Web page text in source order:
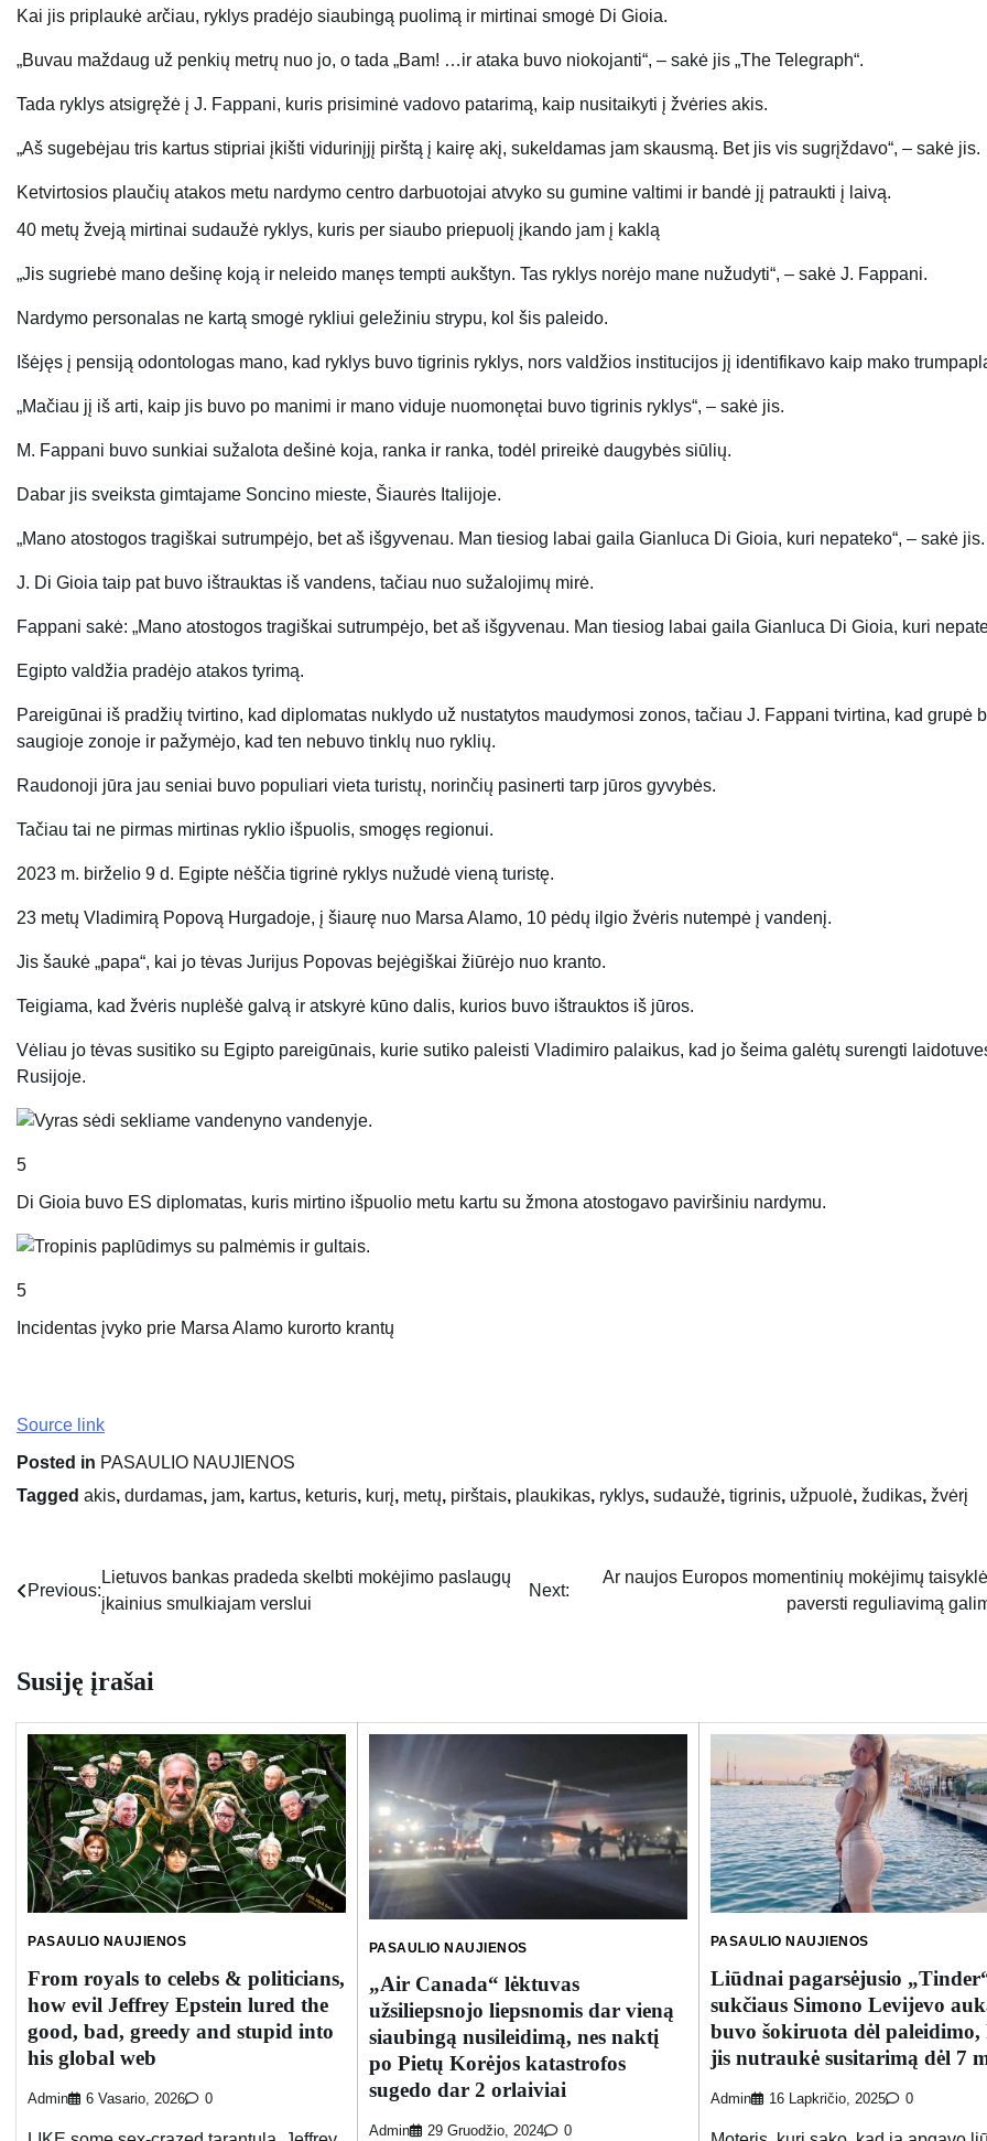
Kai jis priplaukė arčiau, ryklys pradėjo siaubingą puolimą ir mirtinai smogė Di Gioia.
„Buvau maždaug už penkių metrų nuo jo, o tada „Bam! …ir ataka buvo niokojanti“, – sakė jis „The Telegraph“.
Tada ryklys atsigręžė į J. Fappani, kuris prisiminė vadovo patarimą, kaip nusitaikyti į žvėries akis.
„Aš sugebėjau tris kartus stipriai įkišti vidurinįjį pirštą į kairę akį, sukeldamas jam skausmą. Bet jis vis sugrįždavo“, – sakė jis.
Ketvirtosios plaučių atakos metu nardymo centro darbuotojai atvyko su gumine valtimi ir bandė jį patraukti į laivą.
40 metų žveją mirtinai sudaužė ryklys, kuris per siaubo priepuolį įkando jam į kaklą
„Jis sugriebė mano dešinę koją ir neleido manęs tempti aukštyn. Tas ryklys norėjo mane nužudyti“, – sakė J. Fappani.
Nardymo personalas ne kartą smogė rykliui geležiniu strypu, kol šis paleido.
Išėjęs į pensiją odontologas mano, kad ryklys buvo tigrinis ryklys, nors valdžios institucijos jį identifikavo kaip mako
„Mačiau jį iš arti, kaip jis buvo po manimi ir mano viduje nuomonętai buvo tigrinis ryklys“, – sakė jis.
M. Fappani buvo sunkiai sužalota dešinė koja, ranka ir ranka, todėl prireikė daugybės siūlių.
Dabar jis sveiksta gimtajame Soncino mieste, Šiaurės Italijoje.
„Mano atostogos tragiškai sutrumpėjo, bet aš išgyvenau. Man tiesiog labai gaila Gianluca Di Gioia, kuri nepateko“, – sakė jis.
J. Di Gioia taip pat buvo ištrauktas iš vandens, tačiau nuo sužalojimų mirė.
Fappani sakė: „Mano atostogos tragiškai sutrumpėjo, bet aš išgyvenau. Man tiesiog labai gaila Gianluca Di Gioia, kuri
Egipto valdžia pradėjo atakos tyrimą.
Pareigūnai iš pradžių tvirtino, kad diplomatas nuklydo už nustatytos maudymosi zonos, tačiau J. Fappani tvirtina, kad grupė
saugioje zonoje ir pažymėjo, kad ten nebuvo tinklų nuo ryklių.
Raudonoji jūra jau seniai buvo populiari vieta turistų, norinčių pasinerti tarp jūros gyvybės.
Tačiau tai ne pirmas mirtinas ryklio išpuolis, smogęs regionui.
2023 m. birželio 9 d. Egipte nėščia tigrinė ryklys nužudė vieną turistę.
23 metų Vladimirą Popovą Hurgadoje, į šiaurę nuo Marsa Alamo, 10 pėdų ilgio žvėris nutempė į vandenį.
Jis šaukė „papa“, kai jo tėvas Jurijus Popovas bejėgiškai žiūrėjo nuo kranto.
Teigiama, kad žvėris nuplėšė galvą ir atskyrė kūno dalis, kurios buvo ištrauktos iš jūros.
Vėliau jo tėvas susitiko su Egipto pareigūnais, kurie sutiko paleisti Vladimiro palaikus, kad jo šeima galėtų surengti
Rusijoje.
5
Di Gioia buvo ES diplomatas, kuris mirtino išpuolio metu kartu su žmona atostogavo paviršiniu nardymu.
5
Incidentas įvyko prie Marsa Alamo kurorto krantų
Source link
Posted in PASAULIO NAUJIENOS
Tagged akis, durdamas, jam, kartus, keturis, kurį, metų, pirštais, plaukikas, ryklys, sudaužė, tigrinis, užpuolė, žudikas, žvėrį
Navigacija
Previous:
Lietuvos bankas pradeda skelbti mokėjimo paslaugų
įkainius smulkiajam verslui
Next:
Ar naujos Europos momentinių mokėjimų
paversti reguliavimą
Susiję įrašai
PASAULIO NAUJIENOS
From royals to celebs & politicians,
how evil Jeffrey Epstein lured the
good, bad, greedy and stupid into
his global web
Admin 6 Vasario, 2026 0
PASAULIO NAUJIENOS
„Air Canada“ lėktuvas
užsiliepsnojo liepsnomis dar vieną
siaubingą nusileidimą, nes naktį
po Pietų Korėjos katastrofos
sugedo dar 2 orlaiviai
Admin 29 Gruodžio, 2024 0
PASAULIO NAUJIENOS
Liūdnai pagarsėjusio
sukčiaus Simono Levijevo
buvo šokiruota dėl paleidimo,
jis nutraukė susitarimą dėl 7
Admin 16 Lapkričio, 2025 0